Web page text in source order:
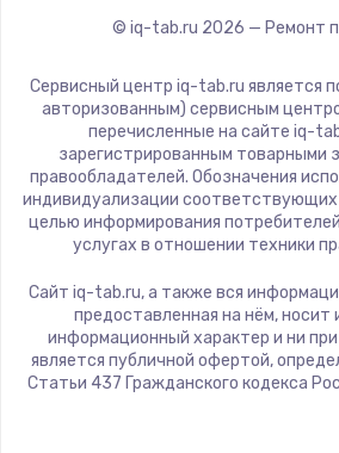
CHUWI
© iq-tab.ru 2026 — Ремонт
Сервисный центр iq-tab.ru является
авторизованным) сервисным
перечисленные на сайте iq-
зарегистрированным товарными
правообладателей. Обозначения
индивидуализации соответствующих
целью информирования
услугах в отношении техники
Сайт iq-tab.ru, а также вся
предоставленная на нём, носит
информационный характер и ни при
является публичной офертой,
Статьи 437 Гражданского кодекса